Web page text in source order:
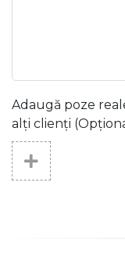
Adaugă poze
alți clienți